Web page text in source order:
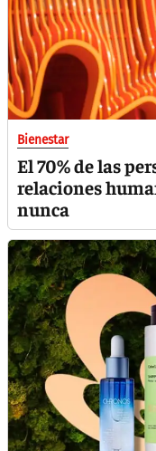
Bienestar
El 70% de las
relaciones
nunca